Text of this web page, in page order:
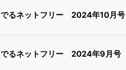
でるネットフリー 2024年10月号
でるネットフリー 2024年9月号